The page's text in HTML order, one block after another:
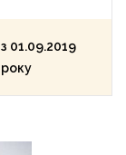
з 01.09.2019
року